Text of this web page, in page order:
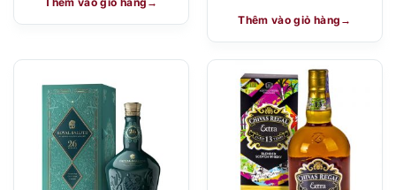
Thêm vào giỏ hàng